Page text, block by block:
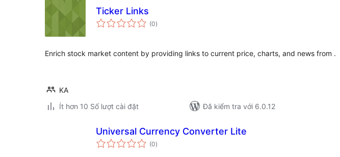
Ticker Links
(0tổng
đánh
)
Enrich stock market content by providing links to current price, charts, and news from .
KA
Ít hơn 10 Số lượt cài đặt
Đã kiểm tra với 6.0.12
Universal Currency Converter Lite
(0tổng
đánh
)